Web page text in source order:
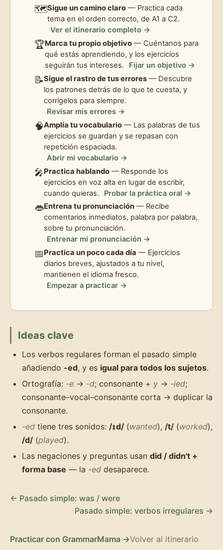
🗺️Sigue un camino claro — Practica cada
tema en el orden correcto, de A1 a C2.
Ver el itinerario completo →
🏆Marca tu propio objetivo — Cuéntanos para
qué estás aprendiendo, y los ejercicios
seguirán tus intereses.
Fijar un objetivo →
📝Sigue el rastro de tus errores — Descubre
los patrones detrás de lo que te cuesta, y
corrígelos para siempre.
Revisar mis errores →
🧠Amplía tu vocabulario — Las palabras de tus
ejercicios se guardan y se repasan con
repetición espaciada.
Abrir mi vocabulario →
🎤Practica hablando — Responde los
ejercicios en voz alta en lugar de escribir,
cuando quieras.
Probar la práctica oral →
👄Entrena tu pronunciación — Recibe
comentarios inmediatos, palabra por palabra,
sobre tu pronunciación.
Entrenar mi pronunciación →
📅Practica un poco cada día — Ejercicios
diarios breves, ajustados a tu nivel,
mantienen el idioma fresco.
Empezar a practicar →
Ideas clave
Los verbos regulares forman el pasado simple
añadiendo -ed, y es igual para todos los sujetos.
Ortografía: -e → -d; consonante + y → -ied;
consonante–vocal–consonante corta → duplicar la
consonante.
-ed tiene tres sonidos: /ɪd/ (wanted), /t/ (worked),
/d/ (played).
Las negaciones y preguntas usan did / didn't +
forma base — la -ed desaparece.
← Pasado simple: was / were
Pasado simple: verbos irregulares →
Practicar con GrammarMama →Volver al itinerario